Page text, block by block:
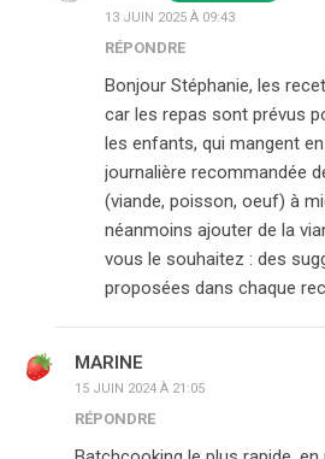
13 JUIN 2025 À 09:43
RÉPONDRE
Bonjour Stéphanie, les
car les repas sont prévus
les enfants, qui mangent
journalière recommandée
(viande, poisson, oeuf) à
néanmoins ajouter de la
vous le souhaitez : des
proposées dans chaque
MARINE
15 JUIN 2024 À 21:05
RÉPONDRE